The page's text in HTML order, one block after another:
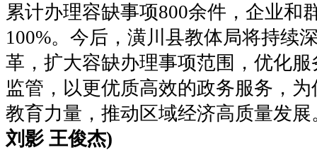
累计办理容缺事项800余件，企业和
100%。今后，潢川县教体局将持续
革，扩大容缺办理事项范围，优化
监管，以更优质高效的政务服务，
教育力量，推动区域经济高质量发展
刘影 王俊杰)